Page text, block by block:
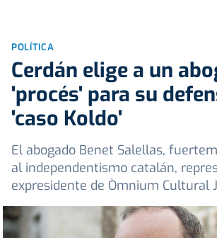
POLÍTICA
Cerdán elige a un
'procés' para su
'caso Koldo'
El abogado Benet Salellas,
al independentismo catalán,
expresidente de Òmnium Cultural